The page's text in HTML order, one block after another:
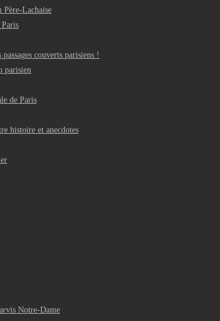
Père-Lachaise
couverts parisiens !
parisien
de Paris
histoire et anecdotes
Notre-Dame